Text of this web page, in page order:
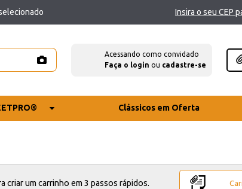
Insira o seu CEP
Acessando como convidado
Faça o login ou cadastre-se
Clássicos em Oferta
criar um carrinho em 3 passos rápidos.